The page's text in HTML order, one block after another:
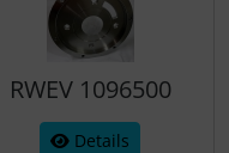
RWEV 1096500
Details